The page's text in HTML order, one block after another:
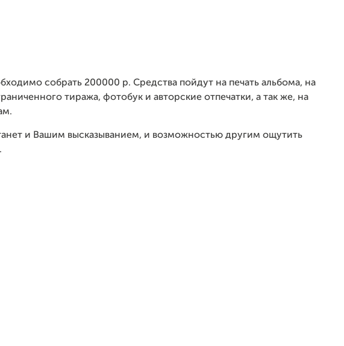
собрать 200000 р. Средства пойдут на печать альбома, на
тиража, фотобук и авторские отпечатки, а так же, на
и Вашим высказыванием, и возможностью другим ощутить